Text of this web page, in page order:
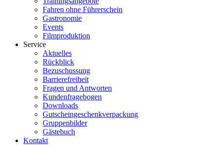
Fahren ohne Führerschein
Gastronomie
Events
Filmproduktion
Service
Aktuelles
Rückblick
Bezuschussung
Barrierefreiheit
Fragen und Antworten
Kundenfragebogen
Downloads
Gutscheingeschenkverpackung
Gruppenbilder
Gästebuch
Kontakt